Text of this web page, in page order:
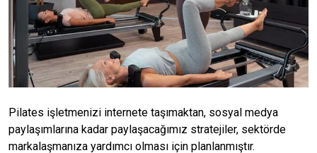
Pilates işletmenizi internete taşımaktan, sosyal medya
paylaşımlarına kadar paylaşacağımız stratejiler, sektörde
markalaşmanıza yardımcı olması için planlanmıştır.